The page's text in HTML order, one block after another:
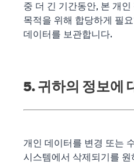
중 더 긴 기간동안, 본 개
목적을 위해 합당하게 필
데이터를 보관합니다.
5. 귀하의 정보에
개인 데이터를 변경 또는
시스템에서 삭제되기를